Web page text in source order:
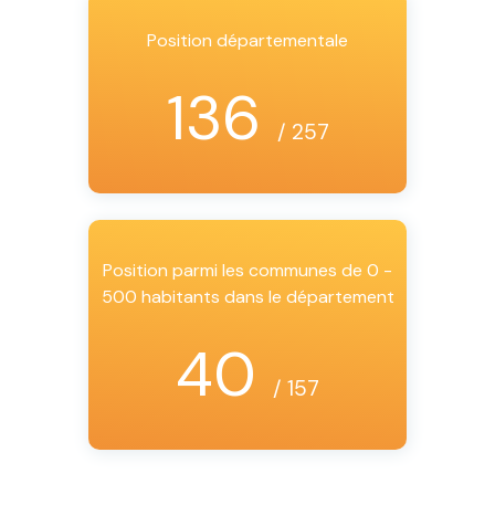
Position départementale
136 / 257
Position parmi les communes de 0 -
500 habitants dans le département
40 / 157